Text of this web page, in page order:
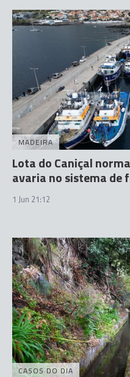
MADEIRA
Lota do Caniçal
avaria no sistema de
1 Jun 21:12
CASOS DO DIA